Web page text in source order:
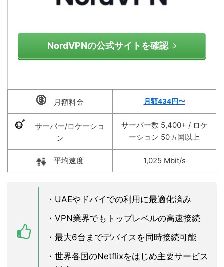
NordVPNの公式サイトを確認
月額料金 月額434円〜
サーバー/ロケーショ
ン
サーバー数 5,400+ / ロケ
ーション 50ヵ国以上
平均速度 1,025 Mbit/s
・UAEやドバイでの利用に最適化済み
・VPN業界でもトップレベルの高速接続
・最大6台までデバイスを同時接続可能
・世界各国のNetflixをはじめ主要サービス